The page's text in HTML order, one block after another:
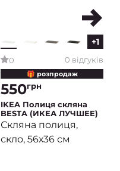
+1
0 0 відгуків
🎁 розпродаж
550грн
IKEA Полиця скляна
BESTA (ИКЕА ЛУЧШЕЕ)
Скляна полиця,
скло, 56х36 см